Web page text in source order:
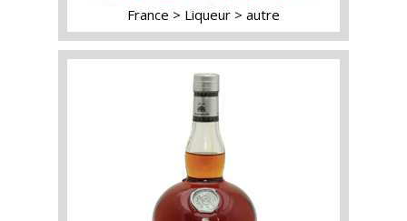
France Liqueur autre